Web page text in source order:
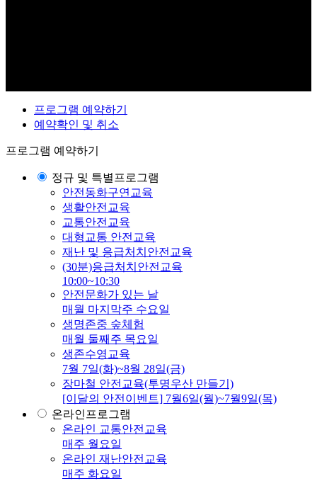
프로그램 예약하기
예약확인 및 취소
프로그램 예약하기
정규 및 특별프로그램
안전동화구연교육
생활안전교육
교통안전교육
대형교통 안전교육
재난 및 응급처치안전교육
(30분)응급처치안전교육
10:00~10:30
안전문화가 있는 날
매월 마지막주 수요일
생명존중 숲체험
매월 둘째주 목요일
생존수영교육
7월 7일(화)~8월 28일(금)
장마철 안전교육(투명우산 만들기)
[이달의 안전이벤트] 7월6일(월)~7월9일(목)
온라인프로그램
온라인 교통안전교육
매주 월요일
온라인 재난안전교육
매주 화요일